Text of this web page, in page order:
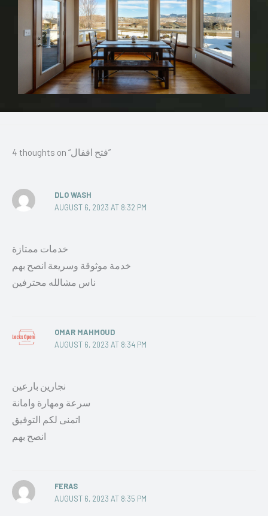
4 thoughts on “فتح اقفال”
DLO WASH
AUGUST 6, 2023 AT 8:32 PM
خدمات ممتازة
خدمة موثوقة وسريعة انصح بهم
ناس مشالله محترفين
OMAR MAHMOUD
AUGUST 6, 2023 AT 8:34 PM
نجارين بارعين
سرعة ومهارة وامانة
اتمنى لكم التوفيق
انصح بهم
FERAS
AUGUST 6, 2023 AT 8:35 PM